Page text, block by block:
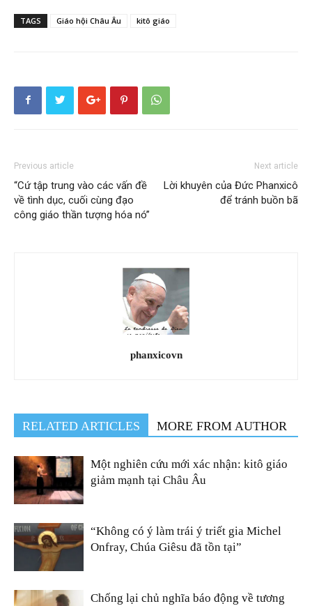
TAGS Giáo hội Châu Âu kitô giáo
Previous article
“Cứ tập trung vào các vấn đề
về tình dục, cuối cùng đạo
công giáo thần tượng hóa nó”
Next article
Lời khuyên của Đức Phanxicô
để tránh buồn bã
phanxicovn
RELATED ARTICLES MORE FROM AUTHOR
Một nghiên cứu mới xác nhận: kitô giáo
giảm mạnh tại Châu Âu
“Không có ý làm trái ý triết gia Michel
Onfray, Chúa Giêsu đã tồn tại”
Chống lại chủ nghĩa báo động về tương